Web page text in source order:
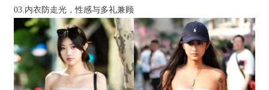
03.内衣防走光，性感与多礼兼顾